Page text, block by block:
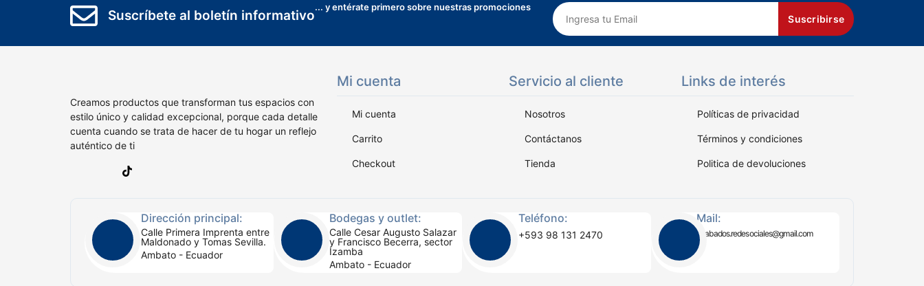
Suscríbete al boletín informativo
... y entérate primero sobre nuestras promociones
Suscribirse
Creamos productos que transforman tus espacios con
estilo único y calidad excepcional, porque cada detalle
cuenta cuando se trata de hacer de tu hogar un reflejo
auténtico de ti
Mi cuenta
Mi cuenta
Carrito
Checkout
Servicio al cliente
Nosotros
Contáctanos
Tienda
Links de interés
Políticas de privacidad
Términos y condiciones
Politica de devoluciones
Dirección principal:
Calle Primera Imprenta entre
Maldonado y Tomas Sevilla.
Ambato - Ecuador
Bodegas y outlet:
Calle Cesar Augusto Salazar
y Francisco Becerra, sector
Izamba
Ambato - Ecuador
Teléfono:
+593 98 131 2470
Mail:
akabados.redesociales@gmail.com